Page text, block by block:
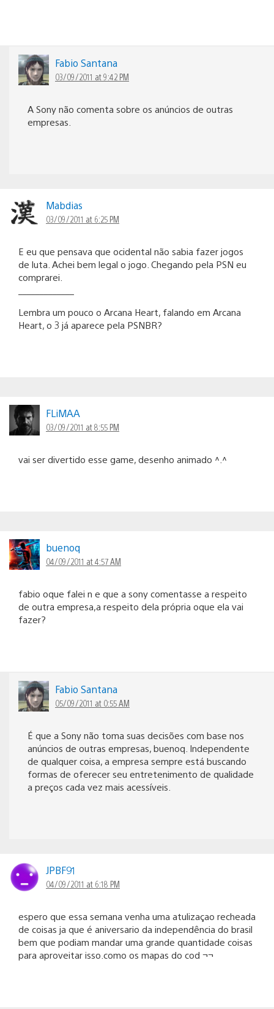
Fabio Santana
03/09/2011 at 9:42 PM
A Sony não comenta sobre os anúncios de outras
empresas.
Mabdias
03/09/2011 at 6:25 PM
E eu que pensava que ocidental não sabia fazer jogos
de luta. Achei bem legal o jogo. Chegando pela PSN eu
comprarei.
Lembra um pouco o Arcana Heart, falando em Arcana
Heart, o 3 já aparece pela PSNBR?
FLiMAA
03/09/2011 at 8:55 PM
vai ser divertido esse game, desenho animado ^.^
buenoq
04/09/2011 at 4:57 AM
fabio oque falei n e que a sony comentasse a respeito
de outra empresa,a respeito dela própria oque ela vai
fazer?
Fabio Santana
05/09/2011 at 0:55 AM
É que a Sony não toma suas decisões com base nos
anúncios de outras empresas, buenoq. Independente
de qualquer coisa, a empresa sempre está buscando
formas de oferecer seu entretenimento de qualidade
a preços cada vez mais acessíveis.
JPBF91
04/09/2011 at 6:18 PM
espero que essa semana venha uma atulizaçao recheada
de coisas ja que é aniversario da independência do brasil
bem que podiam mandar uma grande quantidade coisas
para aproveitar isso.como os mapas do cod ¬¬